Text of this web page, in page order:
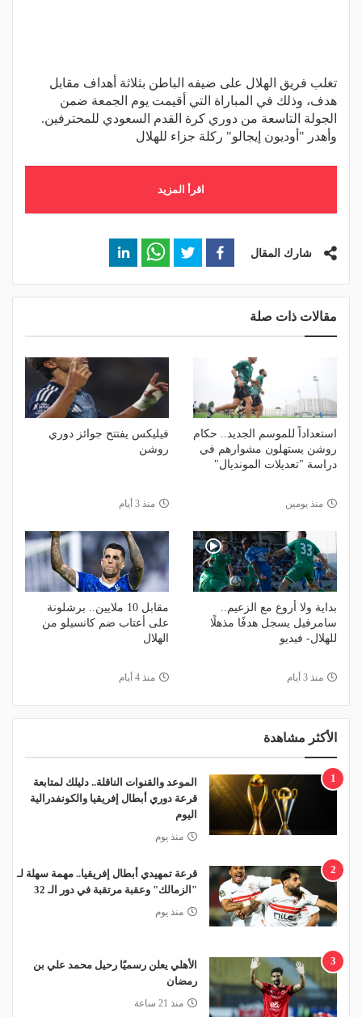
تغلب فريق الهلال على ضيفه الباطن بثلاثة أهداف مقابل
هدف، وذلك في المباراة التي أقيمت يوم الجمعة ضمن
الجولة التاسعة من دوري كرة القدم السعودي للمحترفين.
وأهدر "أوديون إيجالو" ركلة جزاء للهلال
اقرأ المزيد
شارك المقال
مقالات ذات صلة
استعداداً للموسم الجديد.. حكام
روشن يستهلون مشوارهم في
دراسة "تعديلات المونديال"
منذ يومين
فيليكس يفتتح جوائز دوري
روشن
منذ 3 أيام
بداية ولا أروع مع الزعيم..
سامرفيل يسجل هدفًا مذهلًا
للهلال- فيديو
منذ 3 أيام
مقابل 10 ملايين.. برشلونة
على أعتاب ضم كانسيلو من
الهلال
منذ 4 أيام
الأكثر مشاهدة
1
الموعد والقنوات الناقلة.. دليلك لمتابعة
قرعة دوري أبطال إفريقيا والكونفدرالية
اليوم
منذ يوم
2
قرعة تمهيدي أبطال إفريقيا.. مهمة سهلة لـ
"الزمالك" وعقبة مرتقبة في دور الـ 32
منذ يوم
3
الأهلي يعلن رسميًا رحيل محمد علي بن
رمضان
منذ 21 ساعة